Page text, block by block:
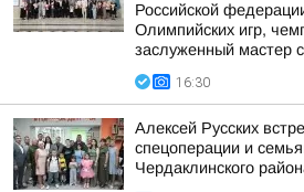
Российской
Олимпийских игр,
заслуженный мастер
16:30
Алексей Русских
спецоперации и
Чердаклинского